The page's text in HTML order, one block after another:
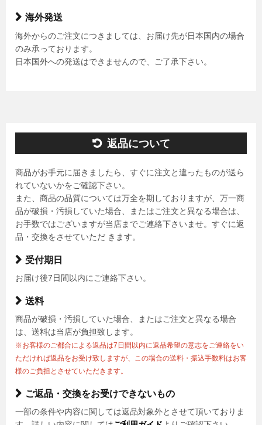
海外発送
海外からのご注文につきましては、お届け先が日本国内の場合
のみ承っております。
日本国外への発送はできませんので、ご了承下さい。
返品について
商品がお手元に届きましたら、すぐに注文と違ったものが送ら
れていないかをご確認下さい。
また、商品の品質については万全を期しておりますが、万一商
品が破損・汚損していた場合、またはご注文と異なる場合は、
お手数ではございますが当店までご連絡下さいませ。すぐに返
品・交換をさせていただ きます。
受付期日
お届け後7日間以内にご連絡下さい。
送料
商品が破損・汚損していた場合、またはご注文と異なる場合
は、送料は当店が負担致します。
※お客様のご都合による返品は7日間以内に返品希望の意志をご連絡をい
ただければ返品をお受け致しますが、この場合の送料・振込手数料はお客
様のご負担とさせていただきます。
ご返品・交換をお受けできないもの
一部の条件や内容に関しては返品対象外とさせて頂いておりま